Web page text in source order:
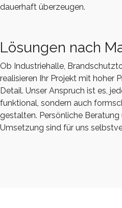
dauerhaft überzeugen.
Lösungen nach
Ob Industriehalle,
realisieren Ihr Projekt mit hoher
Detail. Unser Anspruch ist es,
funktional, sondern auch
gestalten. Persönliche
Umsetzung sind für uns